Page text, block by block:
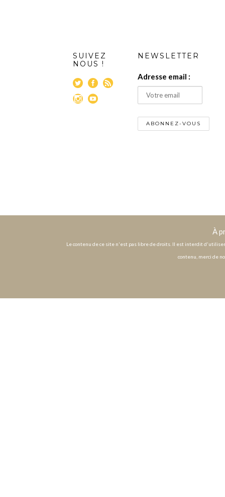
SUIVEZ
NOUS !
NEWSLETTER
Adresse email :
À
Le contenu de ce site n'est pas libre de droits. Il est interdit
contenu, merci de